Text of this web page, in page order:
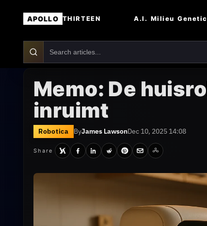
APOLLO THIRTEEN A.I. Milieu
Memo: De
inruimt
Robotica ByJames LawsonDec 10, 2025 14:08
Share